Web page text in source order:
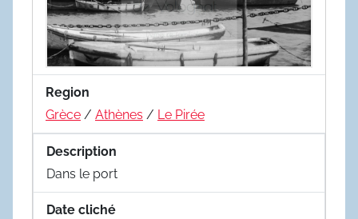
Region
Grèce / Athènes / Le Pirée
Description
Dans le port
Date cliché